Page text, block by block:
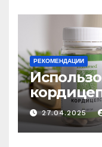
РЕКОМЕНДАЦИИ
средство
и
27.04.2025